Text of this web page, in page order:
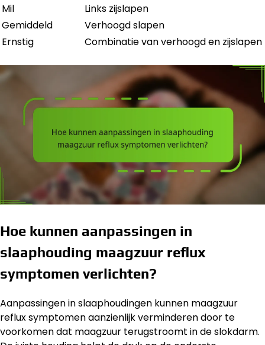
Mil
Links zijslapen
Gemiddeld
Verhoogd slapen
Ernstig
Combinatie van verhoogd en zijslapen
Hoe kunnen aanpassingen in
slaaphouding maagzuur reflux
symptomen verlichten?
Aanpassingen in slaaphoudingen kunnen maagzuur
reflux symptomen aanzienlijk verminderen door te
voorkomen dat maagzuur terugstroomt in de slokdarm.